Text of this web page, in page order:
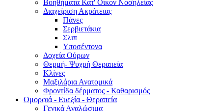
Βοηθήματα Κατ' Οίκον Νοσηλείας
Διαχείριση Ακράτειας
Πάνες
Σερβιετάκια
Σλιπ
Υποσέντονα
Δοχεία Ούρων
Θερμή- Ψυχρή Θεραπεία
Κλίνες
Μαξιλάρια Ανατομικά
Φροντίδα δέρματος - Καθαρισμός
Ομορφιά - Ευεξία - Θεραπεία
Γενικά Αναλώσιμα